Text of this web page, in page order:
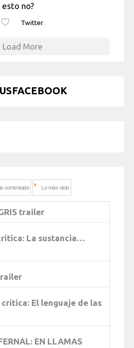
no?
Twitter
Load More
comentado Lo más visto
trailer
La sustancia…
crítica: El lenguaje de las
EN LLAMAS